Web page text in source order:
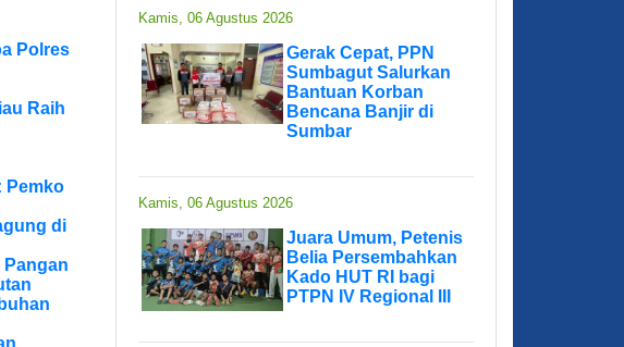
Polres
Raih
Pemko
di
Kamis, 06 Agustus 2026
Gerak Cepat, PPN
Sumbagut Salurkan
Bantuan Korban
Bencana Banjir di
Sumbar
Kamis, 06 Agustus 2026
Juara Umum, Petenis
Belia Persembahkan
Kado HUT RI bagi
PTPN IV Regional III